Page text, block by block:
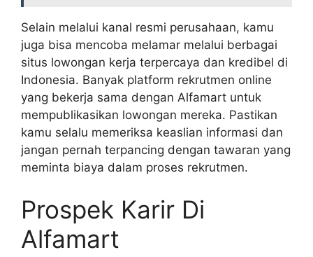
Selain melalui kanal resmi perusahaan, kamu
juga bisa mencoba melamar melalui berbagai
situs lowongan kerja terpercaya dan kredibel di
Indonesia. Banyak platform rekrutmen online
yang bekerja sama dengan Alfamart untuk
mempublikasikan lowongan mereka. Pastikan
kamu selalu memeriksa keaslian informasi dan
jangan pernah terpancing dengan tawaran yang
meminta biaya dalam proses rekrutmen.
Prospek Karir Di
Alfamart